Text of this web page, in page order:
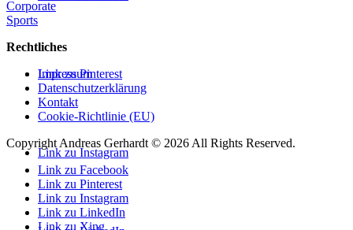
Link zu Pinterest
Link zu Instagram
Corporate
Sports
Rechtliches
Impressum
Datenschutzerklärung
Kontakt
Cookie-Richtlinie (EU)
Copyright Andreas Gerhardt © 2026 All Rights Reserved.
Link zu Facebook
Link zu Pinterest
Link zu Instagram
Link zu LinkedIn
Link zu Xing